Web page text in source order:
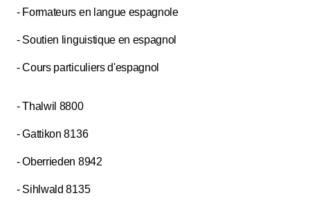
- Formateurs en langue espagnole
- Soutien linguistique en espagnol
- Cours particuliers d'espagnol
- Thalwil 8800
- Gattikon 8136
- Oberrieden 8942
- Sihlwald 8135